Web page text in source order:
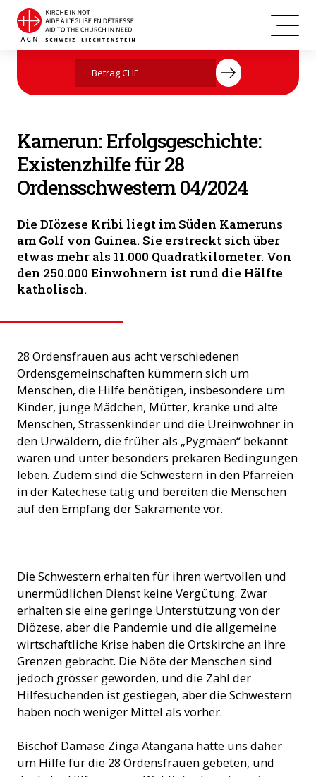
Kamerun
Jetzt mit Ihrer Spende helfen
Kamerun: Erfolgsgeschichte:
Existenzhilfe für 28
Ordensschwestern 04/2024
Die DIözese Kribi liegt im Süden Kameruns
am Golf von Guinea. Sie erstreckt sich über
etwas mehr als 11.000 Quadratkilometer. Von
den 250.000 Einwohnern ist rund die Hälfte
katholisch.
28 Ordensfrauen aus acht verschiedenen
Ordensgemeinschaften kümmern sich um
Menschen, die Hilfe benötigen, insbesondere um
Kinder, junge Mädchen, Mütter, kranke und alte
Menschen, Strassenkinder und die Ureinwohner in
den Urwäldern, die früher als „Pygmäen“ bekannt
waren und unter besonders prekären Bedingungen
leben. Zudem sind die Schwestern in den Pfarreien
in der Katechese tätig und bereiten die Menschen
auf den Empfang der Sakramente vor.
Die Schwestern erhalten für ihren wertvollen und
unermüdlichen Dienst keine Vergütung. Zwar
erhalten sie eine geringe Unterstützung von der
Diözese, aber die Pandemie und die allgemeine
wirtschaftliche Krise haben die Ortskirche an ihre
Grenzen gebracht. Die Nöte der Menschen sind
jedoch grösser geworden, und die Zahl der
Hilfesuchenden ist gestiegen, aber die Schwestern
haben noch weniger Mittel als vorher.
Bischof Damase Zinga Atangana hatte uns daher
um Hilfe für die 28 Ordensfrauen gebeten, und